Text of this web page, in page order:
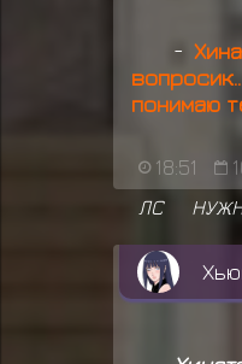
-
понимаю
18:51
ЛС